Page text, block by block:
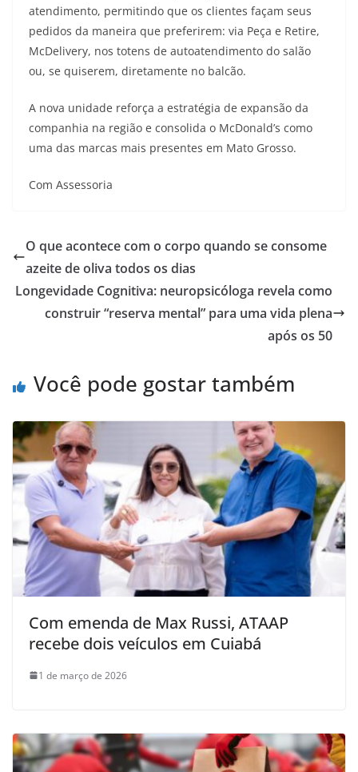
atendimento, permitindo que os clientes façam seus
pedidos da maneira que preferirem: via Peça e Retire,
McDelivery, nos totens de autoatendimento do salão
ou, se quiserem, diretamente no balcão.
A nova unidade reforça a estratégia de expansão da
companhia na região e consolida o McDonald’s como
uma das marcas mais presentes em Mato Grosso.
Com Assessoria
O que acontece com o corpo quando se consome
azeite de oliva todos os dias
Longevidade Cognitiva: neuropsicóloga revela como
construir “reserva mental” para uma vida plena
após os 50
Você pode gostar também
Com emenda de Max Russi, ATAAP
recebe dois veículos em Cuiabá
1 de março de 2026